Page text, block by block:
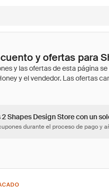
y ofertas para
Shapes Design Store con un
durante el proceso de pago y